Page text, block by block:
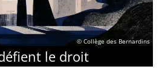
© Collège des Bernardins
le droit